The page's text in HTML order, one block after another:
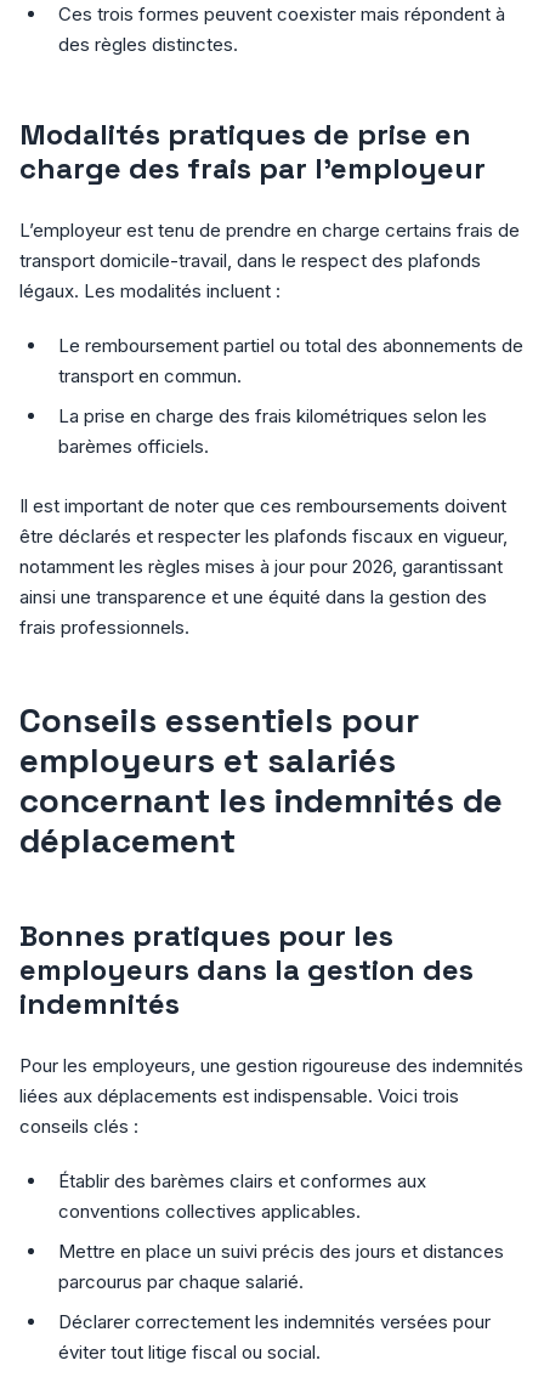
Ces trois formes peuvent coexister mais répondent à
des règles distinctes.
Modalités pratiques de prise en
charge des frais par l’employeur
L’employeur est tenu de prendre en charge certains frais de
transport domicile-travail, dans le respect des plafonds
légaux. Les modalités incluent :
Le remboursement partiel ou total des abonnements de
transport en commun.
La prise en charge des frais kilométriques selon les
barèmes officiels.
Il est important de noter que ces remboursements doivent
être déclarés et respecter les plafonds fiscaux en vigueur,
notamment les règles mises à jour pour 2026, garantissant
ainsi une transparence et une équité dans la gestion des
frais professionnels.
Conseils essentiels pour
employeurs et salariés
concernant les indemnités de
déplacement
Bonnes pratiques pour les
employeurs dans la gestion des
indemnités
Pour les employeurs, une gestion rigoureuse des indemnités
liées aux déplacements est indispensable. Voici trois
conseils clés :
Établir des barèmes clairs et conformes aux
conventions collectives applicables.
Mettre en place un suivi précis des jours et distances
parcourus par chaque salarié.
Déclarer correctement les indemnités versées pour
éviter tout litige fiscal ou social.